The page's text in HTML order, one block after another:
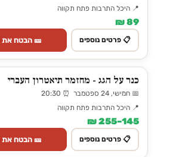
📍 היכל התרבות פתח תקווה
89 ₪
📋 פרטים נוספים 🎫 הבטח את
כנר על הגג - מחזמר תיאטרון העברי
📅 חמישי, 24 ספטמבר ⏰ 20:30
📍 היכל התרבות פתח תקווה
145–255 ₪
📋 פרטים נוספים 🎫 הבטח את